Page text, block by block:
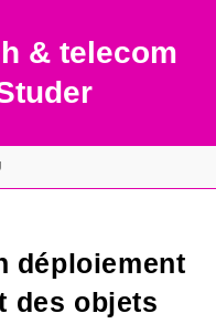
& telecom
déploiement
des objets